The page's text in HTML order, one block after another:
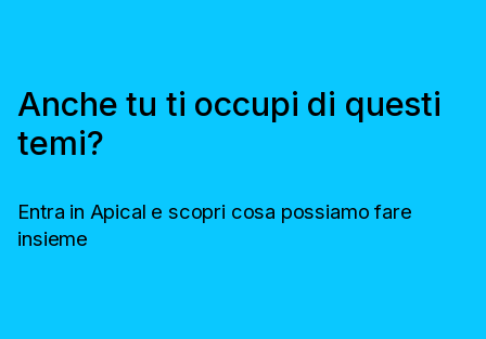
Anche tu ti occupi di questi
temi?
Entra in Apical e scopri cosa possiamo fare
insieme